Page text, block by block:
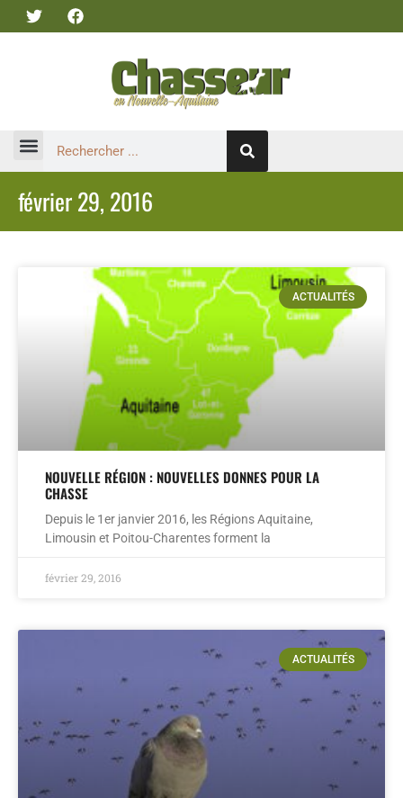
février 29, 2016
ACTUALITÉS
NOUVELLE RÉGION : NOUVELLES DONNES POUR LA
CHASSE
Depuis le 1er janvier 2016, les Régions Aquitaine,
Limousin et Poitou-Charentes forment la
février 29, 2016
ACTUALITÉS